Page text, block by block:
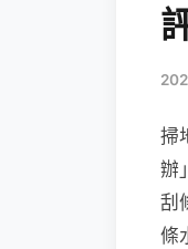
掃
辦
刮
條